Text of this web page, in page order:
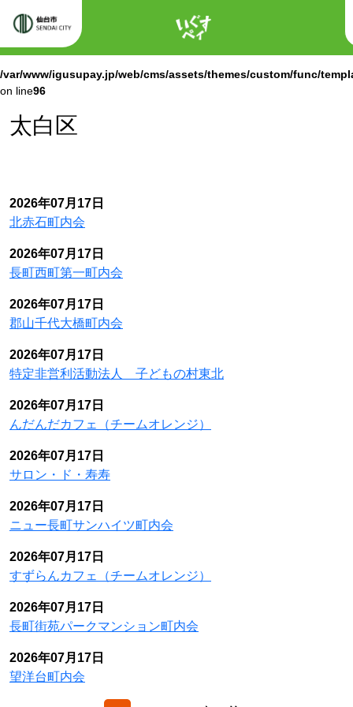
/var/www/igusupay.jp/web/cms/assets/themes/custom/func/
Warning : Attempt to read property "name" on null in
/var/www/igusupay.jp/web/cms/assets/themes/custom/func/
on line96
太白区
2026年07月17日
北赤石町内会
2026年07月17日
長町西町第一町内会
2026年07月17日
郡山千代大橋町内会
2026年07月17日
特定非営利活動法人 子どもの村東北
2026年07月17日
んだんだカフェ（チームオレンジ）
2026年07月17日
サロン・ド・寿寿
2026年07月17日
ニュー長町サンハイツ町内会
2026年07月17日
すずらんカフェ（チームオレンジ）
2026年07月17日
長町街苑パークマンション町内会
2026年07月17日
望洋台町内会